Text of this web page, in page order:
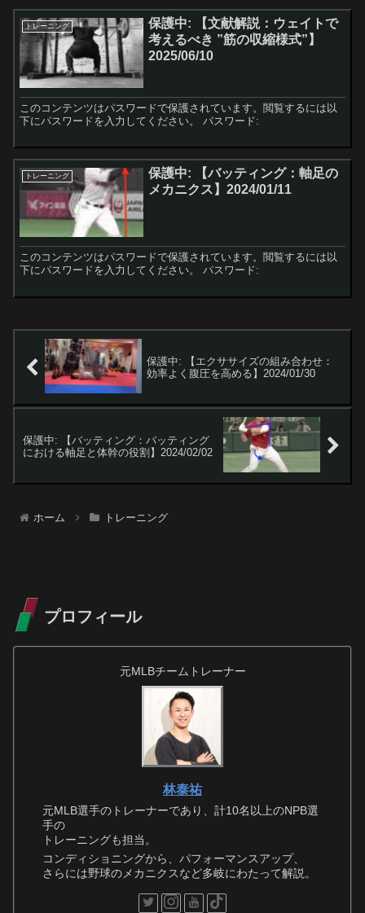
トレーニング
保護中: 【文献解説：ウェイトで
考えるべき ”筋の収縮様式”】
2025/06/10
このコンテンツはパスワードで保護されています。閲覧するには以
下にパスワードを入力してください。 パスワード:
トレーニング
保護中: 【バッティング：軸足の
メカニクス】2024/01/11
このコンテンツはパスワードで保護されています。閲覧するには以
下にパスワードを入力してください。 パスワード:
保護中: 【エクササイズの組み合わせ：
効率よく腹圧を高める】2024/01/30
保護中: 【バッティング：バッティング
における軸足と体幹の役割】2024/02/02
ホーム トレーニング
プロフィール
元MLBチームトレーナー
林泰祐
元MLB選手のトレーナーであり、計10名以上のNPB選
手の
トレーニングも担当。
コンディショニングから、パフォーマンスアップ、
さらには野球のメカニクスなど多岐にわたって解説。